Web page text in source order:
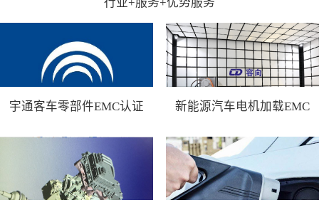
宇通客车零部件EMC认证
新能源汽车电机加载EMC